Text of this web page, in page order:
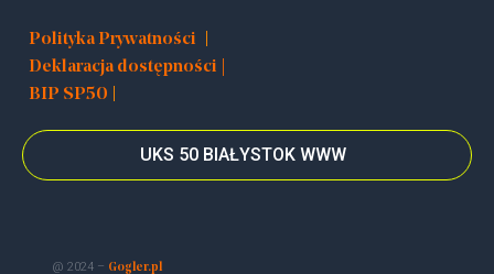
Polityka Prywatności
Deklaracja dostępności |
BIP SP50
UKS 50 BIAŁYSTOK WWW
@ 2024 – Gogler.pl